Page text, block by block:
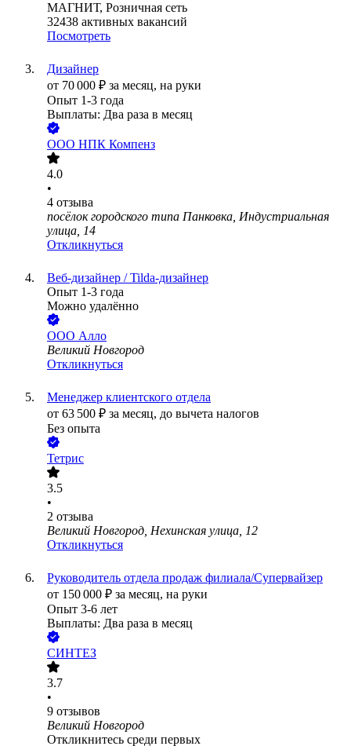
МАГНИТ, Розничная сеть
32438 активных вакансий
Посмотреть
Дизайнер
от 70 000 ₽ за месяц, на руки
Опыт 1-3 года
Выплаты: Два раза в месяц
ООО НПК Компенз
4.0
•
4 отзыва
посёлок городского типа Панковка, Индустриальная
улица, 14
Откликнуться
Веб-дизайнер / Tilda-дизайнер
Опыт 1-3 года
Можно удалённо
ООО Алло
Великий Новгород
Откликнуться
Менеджер клиентского отдела
от 63 500 ₽ за месяц, до вычета налогов
Без опыта
Тетрис
3.5
•
2 отзыва
Великий Новгород, Нехинская улица, 12
Откликнуться
Руководитель отдела продаж филиала/Супервайзер
от 150 000 ₽ за месяц, на руки
Опыт 3-6 лет
Выплаты: Два раза в месяц
СИНТЕЗ
3.7
•
9 отзывов
Великий Новгород
Откликнитесь среди первых